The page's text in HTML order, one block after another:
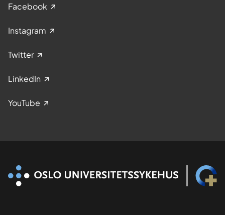
Facebook
Instagram
Twitter
LinkedIn
YouTube